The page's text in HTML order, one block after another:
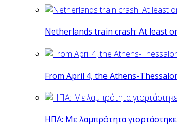
Netherlands train crash: At least
From April 4, the Athens-
ΗΠΑ: Με λαμπρότητα